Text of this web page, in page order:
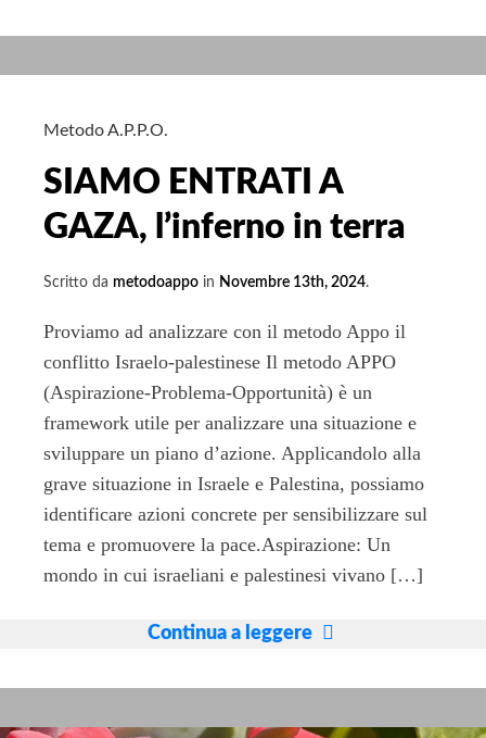
–
Metodo A.P.P.O.
SIAMO ENTRATI A
GAZA, l’inferno in terra
Scritto da metodoappo in Novembre 13th, 2024.
Proviamo ad analizzare con il metodo Appo il
conflitto Israelo-palestinese Il metodo APPO
(Aspirazione-Problema-Opportunità) è un
framework utile per analizzare una situazione e
sviluppare un piano d’azione. Applicandolo alla
grave situazione in Israele e Palestina, possiamo
identificare azioni concrete per sensibilizzare sul
tema e promuovere la pace.Aspirazione: Un
mondo in cui israeliani e palestinesi vivano […]
Continua a leggere
A